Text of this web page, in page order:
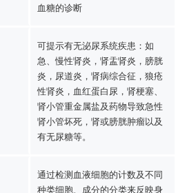
血糖的诊断
可提示有无泌尿系统疾患：如
急、慢性肾炎，肾盂肾炎，膀胱
炎，尿道炎，肾病综合征，狼疮
性肾炎，血红蛋白尿，肾梗塞、
肾小管重金属盐及药物导致急性
肾小管坏死，肾或膀胱肿瘤以及
有无尿糖等。
通过检测血液细胞的计数及不同
种类细胞、成分的分类来反映身